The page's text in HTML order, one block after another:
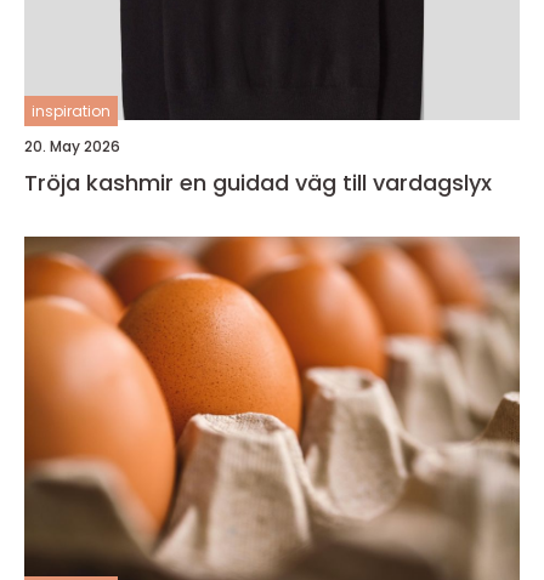
inspiration
20. May 2026
Tröja kashmir en guidad väg till vardagslyx